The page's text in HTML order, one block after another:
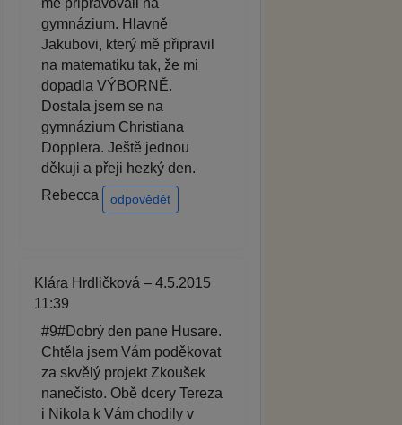
gymnázium. Hlavně
Jakubovi, který mě připravil
na matematiku tak, že mi
dopadla VÝBORNĚ.
Dostala jsem se na
gymnázium Christiana
Dopplera. Ještě jednou
děkuji a přeji hezký den.
Rebecca
odpovědět
Klára Hrdličková – 4.5.2015
11:39
#9#Dobrý den pane Husare.
Chtěla jsem Vám poděkovat
za skvělý projekt Zkoušek
nanečisto. Obě dcery Tereza
i Nikola k Vám chodily v